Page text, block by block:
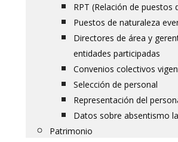
RPT (Relación de puestos
Puestos de naturaleza
Directores de área y
entidades participadas
Convenios colectivos
Selección de personal
Representación del
Datos sobre absentismo
Patrimonio